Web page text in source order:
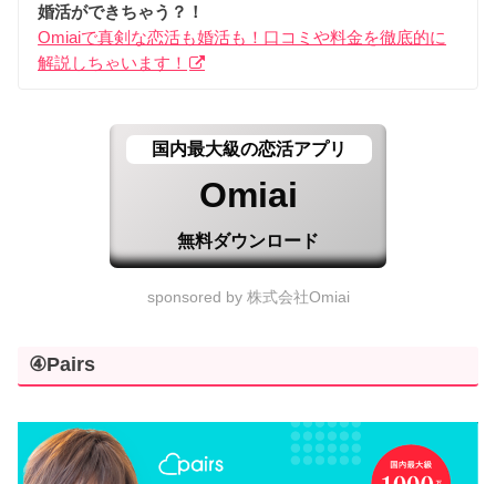
婚活ができちゃう？！
Omiaiで真剣な恋活も婚活も！口コミや料金を徹底的に
解説しちゃいます！
国内最大級の恋活アプリ
Omiai
無料ダウンロード
sponsored by 株式会社Omiai
④Pairs